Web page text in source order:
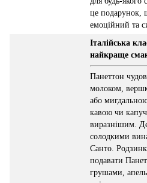
це подарунок,
емоційний та
Італійська
найкраще
Панеттон
молоком,
або
кавою чи
виразнішим.
солодкими
Санто.
подавати
грушами,